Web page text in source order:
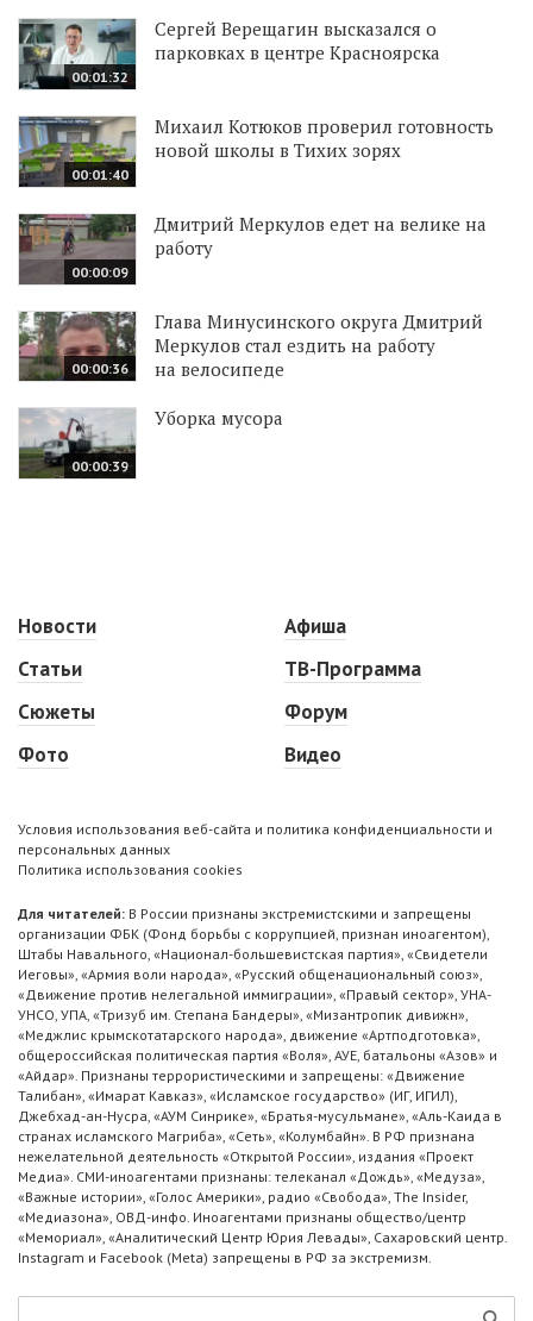
00:01:32
Сергей Верещагин высказался о
парковках в центре Красноярска
00:01:40
Михаил Котюков проверил готовность
новой школы в Тихих зорях
00:00:09
Дмитрий Меркулов едет на велике на
работу
00:00:36
Глава Минусинского округа Дмитрий
Меркулов стал ездить на работу
на велосипеде
00:00:39
Уборка мусора
Новости
Статьи
Сюжеты
Фото
Афиша
ТВ-Программа
Форум
Видео
Условия использования веб-сайта и политика конфиденциальности и
персональных данных
Политика использования cookies
Для читателей: В России признаны экстремистскими и запрещены
организации ФБК (Фонд борьбы с коррупцией, признан иноагентом),
Штабы Навального, «Национал-большевистская партия», «Свидетели
Иеговы», «Армия воли народа», «Русский общенациональный союз»,
«Движение против нелегальной иммиграции», «Правый сектор», УНА-
УНСО, УПА, «Тризуб им. Степана Бандеры», «Мизантропик дивижн»,
«Меджлис крымскотатарского народа», движение «Артподготовка»,
общероссийская политическая партия «Воля», АУЕ, батальоны «Азов» и
«Айдар». Признаны террористическими и запрещены: «Движение
Талибан», «Имарат Кавказ», «Исламское государство» (ИГ, ИГИЛ),
Джебхад-ан-Нусра, «АУМ Синрике», «Братья-мусульмане», «Аль-Каида в
странах исламского Магриба», «Сеть», «Колумбайн». В РФ признана
нежелательной деятельность «Открытой России», издания «Проект
Медиа». СМИ-иноагентами признаны: телеканал «Дождь», «Медуза»,
«Важные истории», «Голос Америки», радио «Свобода», The Insider,
«Медиазона», ОВД-инфо. Иноагентами признаны общество/центр
«Мемориал», «Аналитический Центр Юрия Левады», Сахаровский центр.
Instagram и Facebook (Metа) запрещены в РФ за экстремизм.